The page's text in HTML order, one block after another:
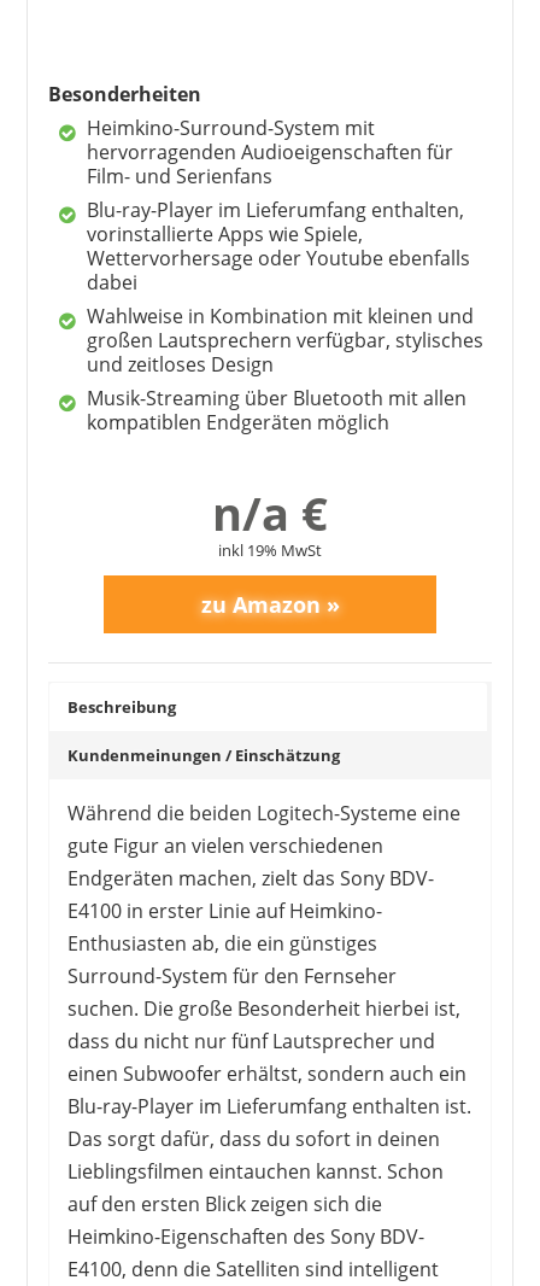
Besonderheiten
Heimkino-Surround-System mit
hervorragenden Audioeigenschaften für
Film- und Serienfans
Blu-ray-Player im Lieferumfang enthalten,
vorinstallierte Apps wie Spiele,
Wettervorhersage oder Youtube ebenfalls
dabei
Wahlweise in Kombination mit kleinen und
großen Lautsprechern verfügbar, stylisches
und zeitloses Design
Musik-Streaming über Bluetooth mit allen
kompatiblen Endgeräten möglich
n/a €
inkl 19% MwSt
Beschreibung
Kundenmeinungen / Einschätzung
Während die beiden Logitech-Systeme eine
gute Figur an vielen verschiedenen
Endgeräten machen, zielt das Sony BDV-
E4100 in erster Linie auf Heimkino-
Enthusiasten ab, die ein günstiges
Surround-System für den Fernseher
suchen. Die große Besonderheit hierbei ist,
dass du nicht nur fünf Lautsprecher und
einen Subwoofer erhältst, sondern auch ein
Blu-ray-Player im Lieferumfang enthalten ist.
Das sorgt dafür, dass du sofort in deinen
Lieblingsfilmen eintauchen kannst. Schon
auf den ersten Blick zeigen sich die
Heimkino-Eigenschaften des Sony BDV-
E4100, denn die Satelliten sind intelligent